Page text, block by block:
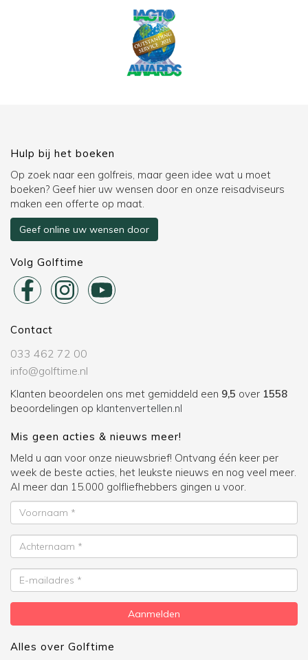
Hulp bij het boeken
Op zoek naar een golfreis, maar geen idee wat u moet
boeken? Geef hier uw wensen door en onze reisadviseurs
maken een offerte op maat.
Geef online uw wensen door
Volg Golftime
Contact
033 462 72 00
info@golftime.nl
Klanten beoordelen ons met gemiddeld een 9,5 over 1558
beoordelingen op klantenvertellen.nl
Mis geen acties & nieuws meer!
Meld u aan voor onze nieuwsbrief! Ontvang één keer per
week de beste acties, het leukste nieuws en nog veel meer.
Al meer dan 15.000 golfliefhebbers gingen u voor.
Voornaam
Achternaam
E-
mailadres
Aanmelden
Alles over Golftime